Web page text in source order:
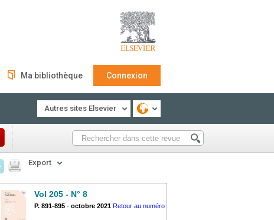
Ma bibliothèque Connexion
Autres sites Elsevier
Export
Vol 205 - N° 8
P. 891-895 - octobre 2021 Retour au numéro